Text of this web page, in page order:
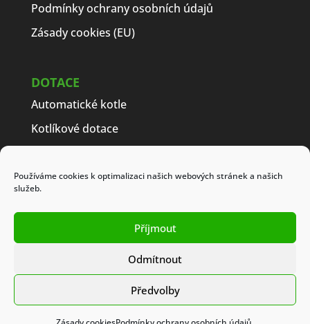
Používáme cookies k optimalizaci našich webových stránek a našich
služeb.
Příjmout
Odmítnout
Předvolby
Podmínky ochrany osobních údajů
Zásady cookies (EU)
DOTACE
Automatické kotle
Kotlíkové dotace
Jak získat dotaci
Obchodní podmínky